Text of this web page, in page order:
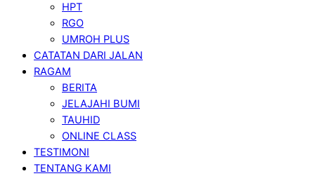
HPT
RGO
UMROH PLUS
CATATAN DARI JALAN
RAGAM
BERITA
JELAJAHI BUMI
TAUHID
ONLINE CLASS
TESTIMONI
TENTANG KAMI